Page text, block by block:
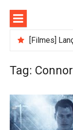
para
conteúdo
Tag: Connor